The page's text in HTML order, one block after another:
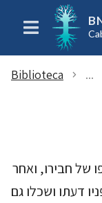
Biblioteca chevron_right ...
של חבירו, ואחר
דעתו ושכלו גם